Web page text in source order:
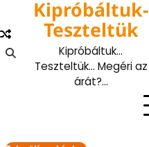
content
Kipróbáltuk-
Teszteltük
Kipróbáltuk…
Teszteltük… Megéri az
árát?…